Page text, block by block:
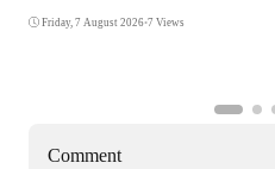
Friday, 7 August 2026•7 Views
Comment